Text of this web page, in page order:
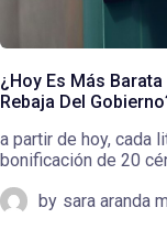
¿Hoy Es Más
Rebaja Del
a partir de hoy, cada
bonificación de 20
by sara aranda